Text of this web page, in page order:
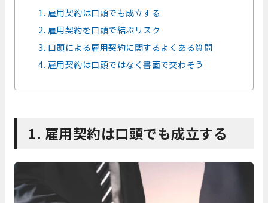
1. 雇用契約は口頭でも成立する
2. 雇用契約を口頭で結ぶリスク
3. 口頭による雇用契約に関するよくある質問
4. 雇用契約は口頭ではなく書面で交わそう
1. 雇用契約は口頭でも成立する